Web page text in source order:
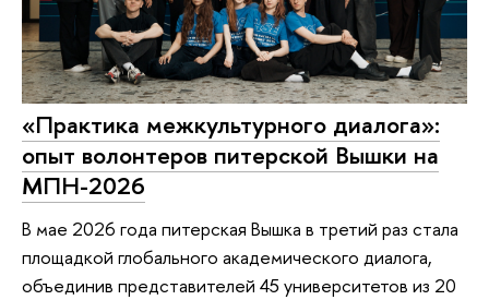
«Практика межкультурного диалога»:
опыт волонтеров питерской Вышки на
МПН-2026
В мае 2026 года питерская Вышка в третий раз стала
площадкой глобального академического диалога,
объединив представителей 45 университетов из 20